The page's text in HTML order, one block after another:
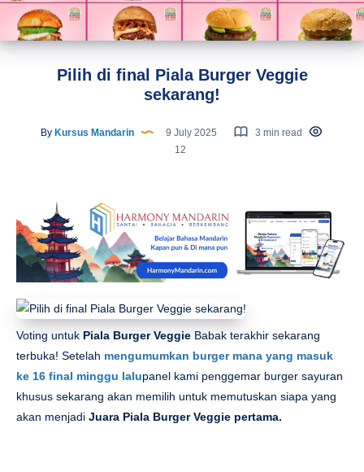
Pilih di final Piala Burger Veggie
sekarang!
ByKursus Mandarin 9 July 2025
3 min read
12
Voting untuk Piala Burger Veggie Babak terakhir sekarang
terbuka! Setelah mengumumkan burger mana yang masuk
ke 16 final minggu lalupanel kami penggemar burger sayuran
khusus sekarang akan memilih untuk memutuskan siapa yang
akan menjadi Juara Piala Burger Veggie pertama.